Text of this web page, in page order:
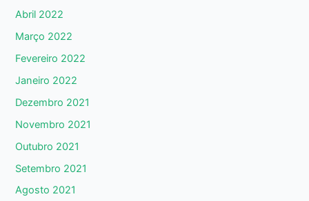
Abril 2022
Março 2022
Fevereiro 2022
Janeiro 2022
Dezembro 2021
Novembro 2021
Outubro 2021
Setembro 2021
Agosto 2021